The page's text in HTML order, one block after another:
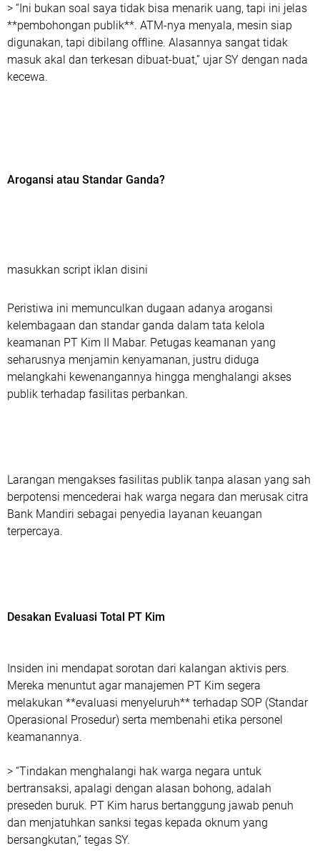
> “Ini bukan soal saya tidak bisa menarik uang, tapi ini jelas
**pembohongan publik**. ATM-nya menyala, mesin siap
digunakan, tapi dibilang offline. Alasannya sangat tidak
masuk akal dan terkesan dibuat-buat,” ujar SY dengan nada
kecewa.
Arogansi atau Standar Ganda?
masukkan script iklan disini
Peristiwa ini memunculkan dugaan adanya arogansi
kelembagaan dan standar ganda dalam tata kelola
keamanan PT Kim II Mabar. Petugas keamanan yang
seharusnya menjamin kenyamanan, justru diduga
melangkahi kewenangannya hingga menghalangi akses
publik terhadap fasilitas perbankan.
Larangan mengakses fasilitas publik tanpa alasan yang sah
berpotensi mencederai hak warga negara dan merusak citra
Bank Mandiri sebagai penyedia layanan keuangan
terpercaya.
Desakan Evaluasi Total PT Kim
Insiden ini mendapat sorotan dari kalangan aktivis pers.
Mereka menuntut agar manajemen PT Kim segera
melakukan **evaluasi menyeluruh** terhadap SOP (Standar
Operasional Prosedur) serta membenahi etika personel
keamanannya.
> “Tindakan menghalangi hak warga negara untuk
bertransaksi, apalagi dengan alasan bohong, adalah
preseden buruk. PT Kim harus bertanggung jawab penuh
dan menjatuhkan sanksi tegas kepada oknum yang
bersangkutan,” tegas SY.